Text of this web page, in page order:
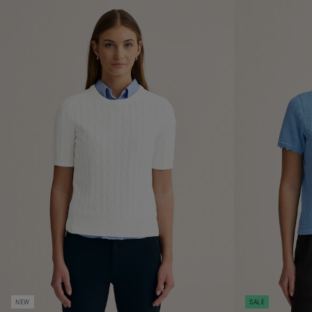
NEW SALE